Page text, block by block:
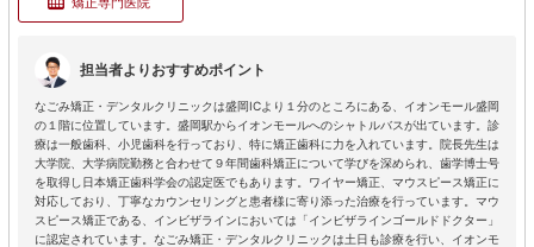
担当者よりおすすめポイント
なごみ矯正・デンタルクリニックは盛岡ICより１分のところにある、イオンモール盛岡
の１階に位置しています。盛岡駅からイオンモールへのシャトルバスが出ています。診
療は一般歯科、小児歯科を行っており、特に矯正歯科に力を入れています。院長先生は
大学院、大学病院勤務と合わせて９年間歯科矯正について学びを深められ、歯学博士号
を取得し日本矯正歯科学会の認定医でもあります。ワイヤー矯正、マウスピース矯正に
対応しており、丁寧なカウンセリングと患者様に寄り添った治療を行っています。マウ
スピース矯正である、インビザラインにおいては「インビザラインゴールドドクター」
に認定されています。なごみ矯正・デンタルクリニックは土日も診療を行い、イオンモ